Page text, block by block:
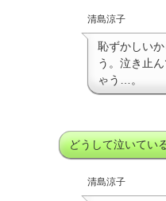
清島涼子
恥ずかしい
う。泣き止
ゃう…。
どうして泣いてい
清島涼子